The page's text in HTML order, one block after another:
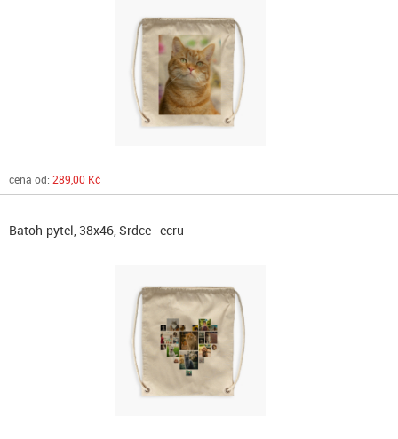
cena od: 289,00 Kč
Batoh-pytel, 38x46, Srdce - ecru